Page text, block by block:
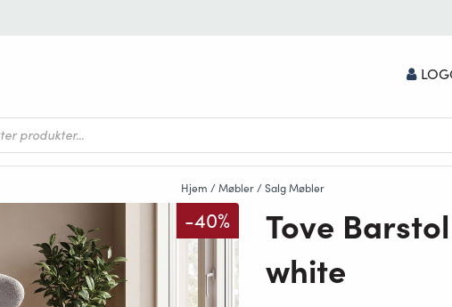
Hjem /Møbler/Salg Møbler
-40%
Tove
white